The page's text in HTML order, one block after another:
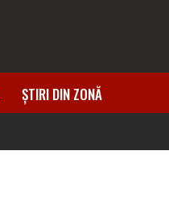
ȘTIRI DIN ZONĂ